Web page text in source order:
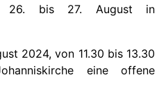
26. bis 27. August in
2024, von 11.30 bis 13.30
eine offene